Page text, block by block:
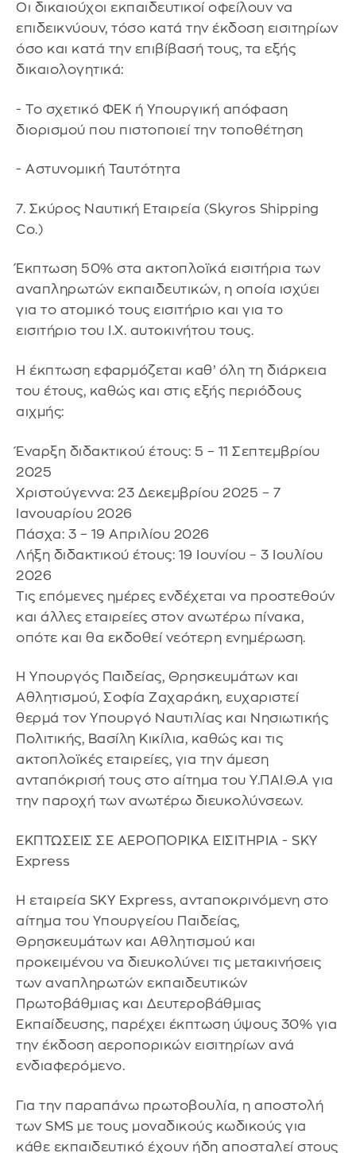
Οι δικαιούχοι εκπαιδευτικοί οφείλουν να
επιδεικνύουν, τόσο κατά την έκδοση εισιτηρίων
όσο και κατά την επιβίβασή τους, τα εξής
δικαιολογητικά:
- Το σχετικό ΦΕΚ ή Υπουργική απόφαση
διορισμού που πιστοποιεί την τοποθέτηση
- Αστυνομική Ταυτότητα
7. Σκύρος Ναυτική Εταιρεία (Skyros Shipping
Co.)
Έκπτωση 50% στα ακτοπλοϊκά εισιτήρια των
αναπληρωτών εκπαιδευτικών, η οποία ισχύει
για το ατομικό τους εισιτήριο και για το
εισιτήριο του Ι.Χ. αυτοκινήτου τους.
Η έκπτωση εφαρμόζεται καθ’ όλη τη διάρκεια
του έτους, καθώς και στις εξής περιόδους
αιχμής:
Έναρξη διδακτικού έτους: 5 – 11 Σεπτεμβρίου
2025
Χριστούγεννα: 23 Δεκεμβρίου 2025 – 7
Ιανουαρίου 2026
Πάσχα: 3 – 19 Απριλίου 2026
Λήξη διδακτικού έτους: 19 Ιουνίου – 3 Ιουλίου
2026
Τις επόμενες ημέρες ενδέχεται να προστεθούν
και άλλες εταιρείες στον ανωτέρω πίνακα,
οπότε και θα εκδοθεί νεότερη ενημέρωση.
Η Υπουργός Παιδείας, Θρησκευμάτων και
Αθλητισμού, Σοφία Ζαχαράκη, ευχαριστεί
θερμά τον Υπουργό Ναυτιλίας και Νησιωτικής
Πολιτικής, Βασίλη Κικίλια, καθώς και τις
ακτοπλοϊκές εταιρείες, για την άμεση
ανταπόκρισή τους στο αίτημα του Υ.ΠΑΙ.Θ.Α για
την παροχή των ανωτέρω διευκολύνσεων.
ΕΚΠΤΩΣΕΙΣ ΣΕ ΑΕΡΟΠΟΡΙΚΑ ΕΙΣΙΤΗΡΙΑ - SKY
Express
H εταιρεία SKY Express, ανταποκρινόμενη στο
αίτημα του Υπουργείου Παιδείας,
Θρησκευμάτων και Αθλητισμού και
προκειμένου να διευκολύνει τις μετακινήσεις
των αναπληρωτών εκπαιδευτικών
Πρωτοβάθμιας και Δευτεροβάθμιας
Εκπαίδευσης, παρέχει έκπτωση ύψους 30% για
την έκδοση αεροπορικών εισιτηρίων ανά
ενδιαφερόμενο.
Για την παραπάνω πρωτοβουλία, η αποστολή
των SMS με τους μοναδικούς κωδικούς για
κάθε εκπαιδευτικό έχουν ήδη αποσταλεί στους